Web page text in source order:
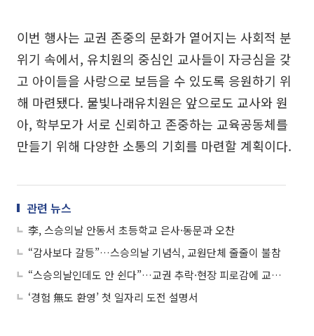
이번 행사는 교권 존중의 문화가 옅어지는 사회적 분
위기 속에서, 유치원의 중심인 교사들이 자긍심을 갖
고 아이들을 사랑으로 보듬을 수 있도록 응원하기 위
해 마련됐다. 물빛나래유치원은 앞으로도 교사와 원
아, 학부모가 서로 신뢰하고 존중하는 교육공동체를
만들기 위해 다양한 소통의 기회를 마련할 계획이다.
관련 뉴스
李, 스승의날 안동서 초등학교 은사·동문과 오찬
“감사보다 갈등”…스승의날 기념식, 교원단체 줄줄이 불참
“스승의날인데도 안 쉰다”…교권 추락·현장 피로감에 교사들 ‘번아웃’ 호소
‘경험 無도 환영’ 첫 일자리 도전 설명서